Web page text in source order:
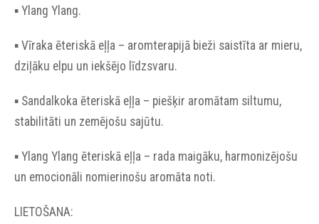
▪︎ Ylang Ylang.
▪︎ Vīraka ēteriskā eļļa – aromterapijā bieži saistīta ar mieru,
dziļāku elpu un iekšējo līdzsvaru.
▪︎ Sandalkoka ēteriskā eļļa – piešķir aromātam siltumu,
stabilitāti un zemējošu sajūtu.
▪︎ Ylang Ylang ēteriskā eļļa – rada maigāku, harmonizējošu
un emocionāli nomierinošu aromāta noti.
LIETOŠANA: